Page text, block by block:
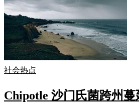
社会热点
Chipotle 沙门氏菌跨州蔓